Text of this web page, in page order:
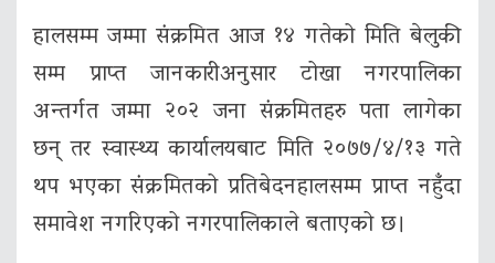
हालसम्म जम्मा संक्रमित आज १४ गतेको मिति बेलुकी
सम्म प्राप्त जानकारीअनुसार टोखा नगरपालिका
अन्तर्गत जम्मा २०२ जना संक्रमितहरु पता लागेका
छन् तर स्वास्थ्य कार्यालयबाट मिति २०७७/४/१३ गते
थप भएका संक्रमितको प्रतिबेदनहालसम्म प्राप्त नहुँदा
समावेश नगरिएको नगरपालिकाले बताएको छ।